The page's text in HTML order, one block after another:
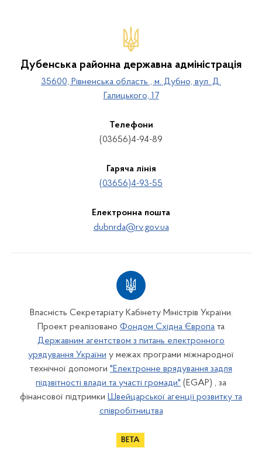
Дубенська районна державна адміністрація
35600, Рівненська область , м. Дубно, вул. Д.
Галицького, 17
Телефони
(03656)4-94-89
Гаряча лінія
(03656)4-93-55
Електронна пошта
dubnrda@rv.gov.ua
Власність Секретаріату Кабінету Міністрів України.
Проект реалізовано Фондом Східна Європа та
Державним агентством з питань електронного
урядування України у межах програми міжнародної
технічної допомоги "Електронне врядування задля
підзвітності влади та участі громади" (EGAP) , за
фінансової підтримки Швейцарської агенції розвитку та
співробітництва